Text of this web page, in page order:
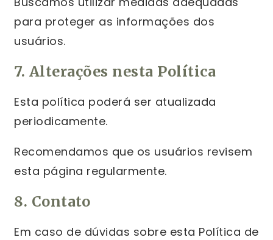
para proteger as informações dos
usuários.
7. Alterações nesta Política
Esta política poderá ser atualizada
periodicamente.
Recomendamos que os usuários revisem
esta página regularmente.
8. Contato
Em caso de dúvidas sobre esta Política de